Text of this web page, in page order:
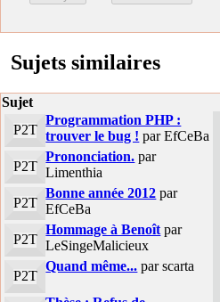
Sujets similaires
Sujet
P2T
Programmation PHP :
trouver le bug ! par EfCeBa
P2T
Prononciation. par
Limenthia
P2T
Bonne année 2012 par
EfCeBa
P2T
Hommage à Benoît par
LeSingeMalicieux
P2T
Quand même... par scarta